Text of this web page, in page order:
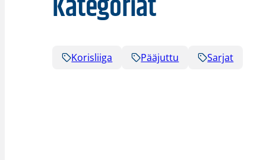
Korisliiga Pääjuttu Sarjat